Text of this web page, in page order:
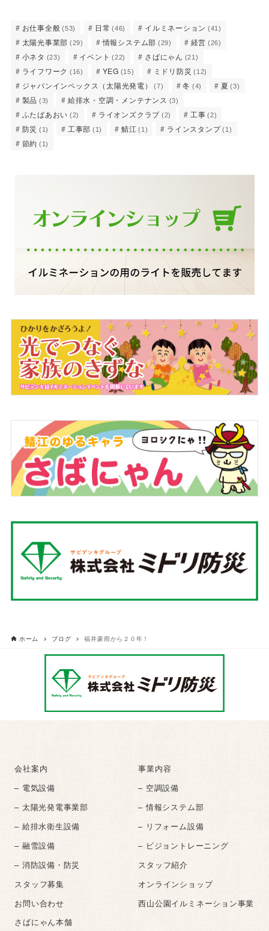
お仕事全般 (53) 日常 (46) イルミネーション (41)
太陽光事業部 (29) 情報システム部 (29) 経営 (26)
小ネタ (23) イベント (22) さばにゃん (21)
ライフワーク (16) YEG (15) ミドリ防災 (12)
ジャパンインペックス（太陽光発電） (7) 冬 (4) 夏 (3)
製品 (3) 給排水・空調・メンテナンス (3)
ふたばあおい (2) ライオンズクラブ (2) 工事 (2)
防災 (1) 工事部 (1) 鯖江 (1) ラインスタンプ (1)
節約 (1)
ホーム ブログ 福井豪雨から２０年！
会社案内
事業内容
– 電気設備
– 空調設備
– 太陽光発電事業部
– 情報システム部
– 給排水衛生設備
– リフォーム設備
– 融雪設備
– ビジョントレーニング
– 消防設備・防災
スタッフ紹介
スタッフ募集
オンラインショップ
お問い合わせ
西山公園イルミネーション事業
さばにゃん本舗